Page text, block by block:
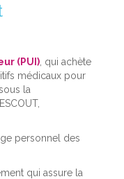
(PUI), qui achète
médicaux pour
la
personnel des
qui assure la